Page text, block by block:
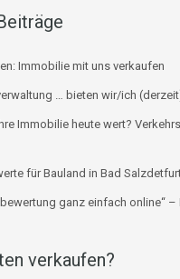
Immobilie mit uns verkaufen
… bieten wir/ich
Immobilie heute wert?
für Bauland in Bad
ganz einfach online“ –
verkaufen?